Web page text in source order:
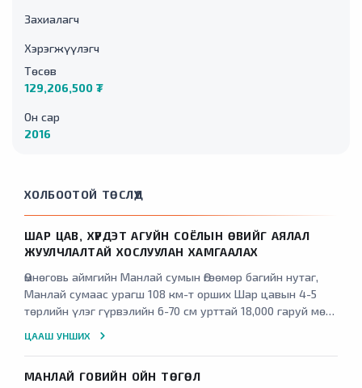
Захиалагч
Хэрэгжүүлэгч
Төсөв
129,206,500 ₮
Он сар
2016
ХОЛБООТОЙ ТӨСЛҮҮД
ШАР ЦАВ, ХҮРДЭТ АГУЙН СОЁЛЫН ӨВИЙГ АЯЛАЛ
ЖУУЛЧЛАЛТАЙ ХОСЛУУЛАН ХАМГААЛАХ
Өмнөговь аймгийн Манлай сумын Өгөөмөр багийн нутаг,
Манлай сумаас урагш 108 км-т орших Шар цавын 4-5
төрлийн үлэг гүрвэлийн 6-70 см урттай 18,000 гаруй мөр,
орших Хүрдэт агуйн 18-20-р зууны эхэн үеийн 32 бүлэг
хамгаалалтад аваагүйгээс соёлын өвийн үл хөдлөх
ЦААШ УНШИХ
МАНЛАЙ ГОВИЙН ОЙН ТӨГӨЛ